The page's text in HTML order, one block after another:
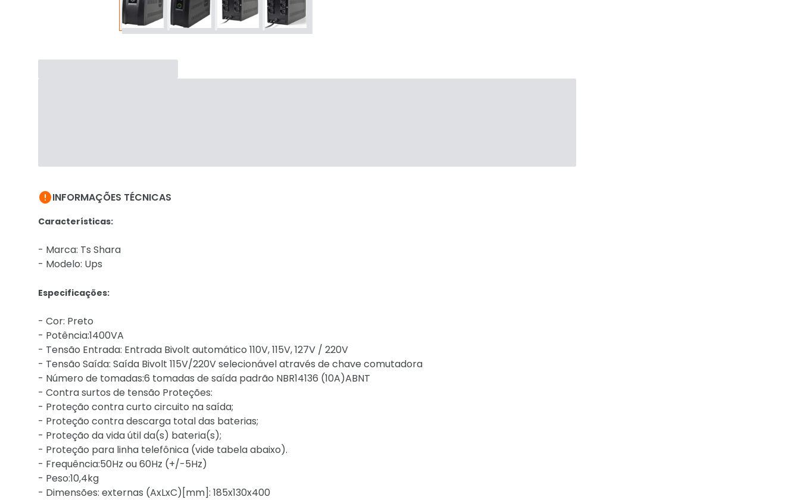
INFORMAÇÕES TÉCNICAS
Características:
- Marca: Ts Shara
- Modelo: Ups
Especificações:
- Cor: Preto
- Potência:1400VA
- Tensão Entrada: Entrada Bivolt automático 110V, 115V, 127V / 220V
- Tensão Saída: Saída Bivolt 115V/220V selecionável através de chave comutadora
- Número de tomadas:6 tomadas de saída padrão NBR14136 (10A)ABNT
- Contra surtos de tensão Proteções:
- Proteção contra curto circuito na saída;
- Proteção contra descarga total das baterias;
- Proteção da vida útil da(s) bateria(s);
- Proteção para linha telefônica (vide tabela abaixo).
- Frequência:50Hz ou 60Hz (+/-5Hz)
- Peso:10,4kg
- Dimensões: externas (AxLxC)[mm]: 185x130x400